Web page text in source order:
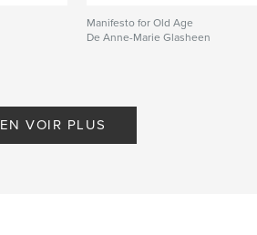
Manifesto for Old Age
De Anne-Marie Glasheen
EN VOIR PLUS